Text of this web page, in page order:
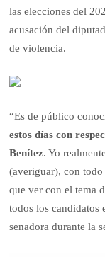
las elecciones del
acusación del
de violencia.
“Es de público
estos días con
Benítez. Yo
(averiguar), con todo
que ver con el tema
todos los candidatos
senadora durante la